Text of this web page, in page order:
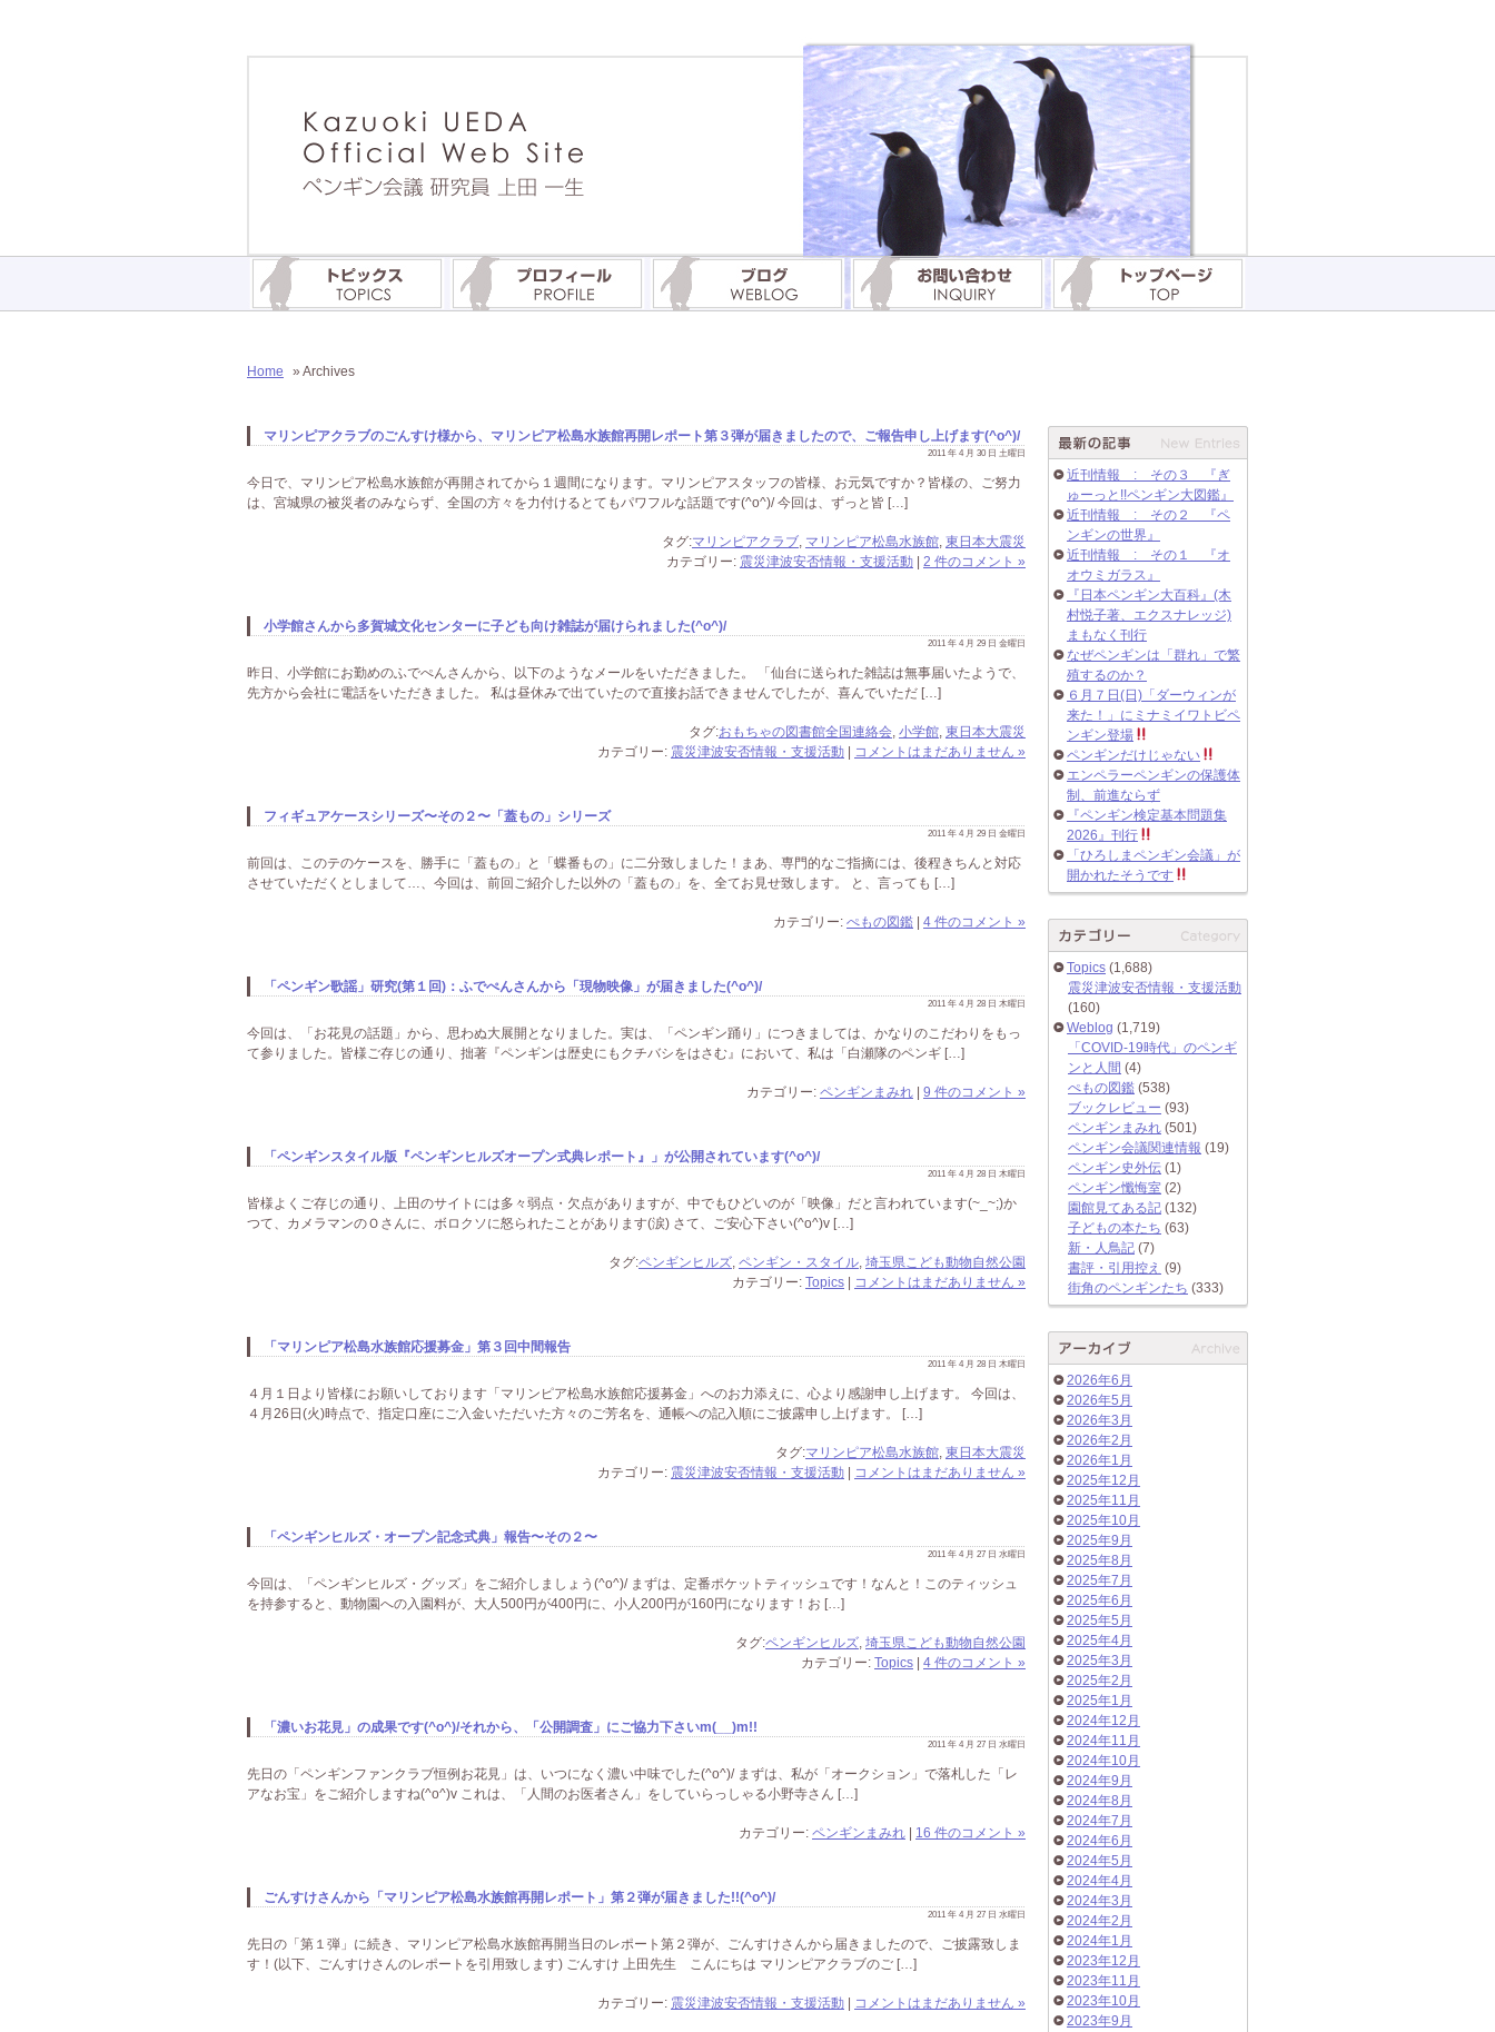
Home » Archives
マリンピアクラブのごんすけ様から、マリンピア松島水族館再開レポート第３弾が届きましたので、ご報告申し上げます(^o^)/
2011 年 4 月 30 日 土曜日
今日で、マリンピア松島水族館が再開されてから１週間になります。マリンピアスタッフの皆様、お元気ですか？皆様の、ご努力
は、宮城県の被災者のみならず、全国の方々を力付けるとてもパワフルな話題です(^o^)/ 今回は、ずっと皆 […]
タグ:マリンピアクラブ, マリンピア松島水族館, 東日本大震災
カテゴリー: 震災津波安否情報・支援活動 2 件のコメント »
小学館さんから多賀城文化センターに子ども向け雑誌が届けられました(^o^)/
2011 年 4 月 29 日 金曜日
昨日、小学館にお勤めのふでぺんさんから、以下のようなメールをいただきました。 「仙台に送られた雑誌は無事届いたようで、
先方から会社に電話をいただきました。 私は昼休みで出ていたので直接お話できませんでしたが、喜んでいただ […]
タグ:おもちゃの図書館全国連絡会, 小学館, 東日本大震災
カテゴリー: 震災津波安否情報・支援活動 コメントはまだありません »
フィギュアケースシリーズ〜その２〜「蓋もの」シリーズ
2011 年 4 月 29 日 金曜日
前回は、このテのケースを、勝手に「蓋もの」と「蝶番もの」に二分致しました！まあ、専門的なご指摘には、後程きちんと対応
させていただくとしまして…、今回は、前回ご紹介した以外の「蓋もの」を、全てお見せ致します。 と、言っても […]
カテゴリー: ぺもの図鑑 4 件のコメント »
「ペンギン歌謡」研究(第１回)：ふでぺんさんから「現物映像」が届きました(^o^)/
2011 年 4 月 28 日 木曜日
今回は、「お花見の話題」から、思わぬ大展開となりました。実は、「ペンギン踊り」につきましては、かなりのこだわりをもっ
て参りました。皆様ご存じの通り、拙著『ペンギンは歴史にもクチバシをはさむ』において、私は「白瀬隊のペンギ […]
カテゴリー: ペンギンまみれ 9 件のコメント »
「ペンギンスタイル版『ペンギンヒルズオープン式典レポート』」が公開されています(^o^)/
2011 年 4 月 28 日 木曜日
皆様よくご存じの通り、上田のサイトには多々弱点・欠点がありますが、中でもひどいのが「映像」だと言われています(~_~;)か
つて、カメラマンのＯさんに、ボロクソに怒られたことがあります(涙) さて、ご安心下さい(^o^)v […]
タグ:ペンギンヒルズ, ペンギン・スタイル, 埼玉県こども動物自然公園
カテゴリー: Topics コメントはまだありません »
「マリンピア松島水族館応援募金」第３回中間報告
2011 年 4 月 28 日 木曜日
４月１日より皆様にお願いしております「マリンピア松島水族館応援募金」へのお力添えに、心より感謝申し上げます。 今回は、
４月26日(火)時点で、指定口座にご入金いただいた方々のご芳名を、通帳への記入順にご披露申し上げます。 […]
タグ:マリンピア松島水族館, 東日本大震災
カテゴリー: 震災津波安否情報・支援活動 コメントはまだありません »
「ペンギンヒルズ・オープン記念式典」報告〜その２〜
2011 年 4 月 27 日 水曜日
今回は、「ペンギンヒルズ・グッズ」をご紹介しましょう(^o^)/ まずは、定番ポケットティッシュです！なんと！このティッシュ
を持参すると、動物園への入園料が、大人500円が400円に、小人200円が160円になります！お […]
タグ:ペンギンヒルズ, 埼玉県こども動物自然公園
カテゴリー: Topics 4 件のコメント »
「濃いお花見」の成果です(^o^)/それから、「公開調査」にご協力下さいm(__)m!!
2011 年 4 月 27 日 水曜日
先日の「ペンギンファンクラブ恒例お花見」は、いつになく濃い中味でした(^o^)/ まずは、私が「オークション」で落札した「レ
アなお宝」をご紹介しますね(^o^)v これは、「人間のお医者さん」をしていらっしゃる小野寺さん […]
カテゴリー: ペンギンまみれ 16 件のコメント »
ごんすけさんから「マリンピア松島水族館再開レポート」第２弾が届きました!!(^o^)/
2011 年 4 月 27 日 水曜日
先日の「第１弾」に続き、マリンピア松島水族館再開当日のレポート第２弾が、ごんすけさんから届きましたので、ご披露致しま
す！(以下、ごんすけさんのレポートを引用致します) ごんすけ 上田先生 こんにちは マリンピアクラブのご […]
カテゴリー: 震災津波安否情報・支援活動 コメントはまだありません »
近刊情報 : その３ 『ぎ
ゅーっと!!ペンギン大図鑑』
近刊情報 : その２ 『ペ
ンギンの世界』
近刊情報 : その１ 『オ
オウミガラス』
『日本ペンギン大百科』(木
村悦子著、エクスナレッジ)
まもなく刊行
なぜペンギンは「群れ」で繁
殖するのか？
６月７日(日)「ダーウィンが
来た！」にミナミイワトビペ
ンギン登場
ペンギンだけじゃない
エンペラーペンギンの保護体
制、前進ならず
『ペンギン検定基本問題集
2026』刊行
「ひろしまペンギン会議」が
開かれたそうです
Topics (1,688)
震災津波安否情報・支援活動
(160)
Weblog (1,719)
「COVID-19時代」のペンギ
ンと人間 (4)
ぺもの図鑑 (538)
ブックレビュー (93)
ペンギンまみれ (501)
ペンギン会議関連情報 (19)
ペンギン史外伝 (1)
ペンギン懺悔室 (2)
園館見てある記 (132)
子どもの本たち (63)
新・人鳥記 (7)
書評・引用控え (9)
街角のペンギンたち (333)
2026年6月
2026年5月
2026年3月
2026年2月
2026年1月
2025年12月
2025年11月
2025年10月
2025年9月
2025年8月
2025年7月
2025年6月
2025年5月
2025年4月
2025年3月
2025年2月
2025年1月
2024年12月
2024年11月
2024年10月
2024年9月
2024年8月
2024年7月
2024年6月
2024年5月
2024年4月
2024年3月
2024年2月
2024年1月
2023年12月
2023年11月
2023年10月
2023年9月